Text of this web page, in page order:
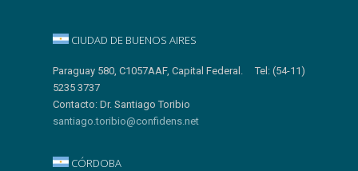
CIUDAD DE BUENOS AIRES
Paraguay 580, C1057AAF, Capital Federal. Tel: (54-11)
5235 3737
Contacto: Dr. Santiago Toribio
santiago.toribio@confidens.net
CÓRDOBA